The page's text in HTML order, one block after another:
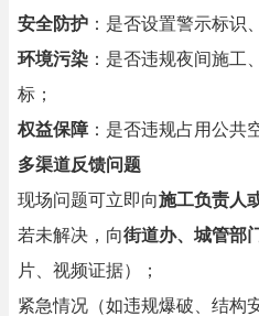
安全防护 ：是否设置警示标识
环境污染 ：是否违规夜间施工
标；
权益保障 ：是否违规占用公共
多渠道反馈问题
现场问题可立即向施工负责人
若未解决，向街道办、城管部
片、视频证据）；
紧急情况（如违规爆破、结构